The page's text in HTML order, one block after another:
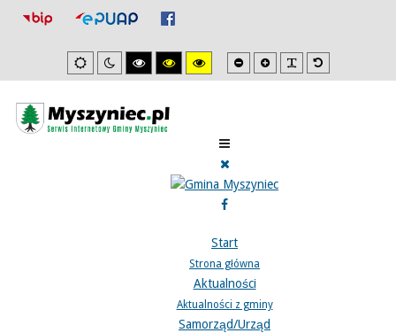
Ustawienia
domyslne
Tryb
nocny
Wysoki
kontrast
Wysoki
kontrast
Wysoki
kontrast
Mniejsza
czcionka
Zwiększona
czcionka
Domyślna
czcionka
Start
Strona główna
Aktualności
Aktualności z gminy
Samorząd/Urząd